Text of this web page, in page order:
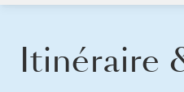
Itinéraire